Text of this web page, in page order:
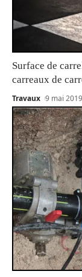
Surface de
carreaux de
Travaux 9 mai 2019